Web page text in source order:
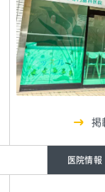
掲
医院情報